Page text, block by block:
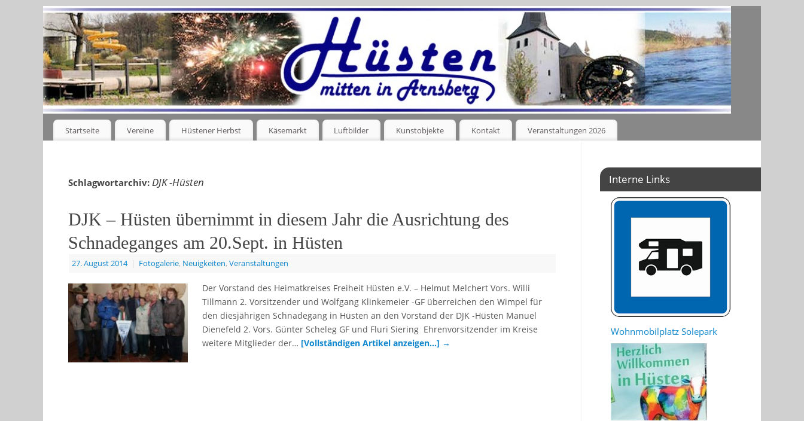
Startseite Vereine Hüstener Herbst Käsemarkt Luftbilder Kunstobjekte Kontakt Veranstaltungen 2026
Schlagwortarchiv:DJK -Hüsten
DJK – Hüsten übernimmt in diesem Jahr die Ausrichtung des
Schnadeganges am 20.Sept. in Hüsten
27. August 2014 | Fotogalerie, Neuigkeiten, Veranstaltungen
Der Vorstand des Heimatkreises Freiheit Hüsten e.V. – Helmut Melchert Vors. Willi
Tillmann 2. Vorsitzender und Wolfgang Klinkemeier -GF überreichen den Wimpel für
den diesjährigen Schnadegang in Hüsten an den Vorstand der DJK -Hüsten Manuel
Dienefeld 2. Vors. Günter Scheleg GF und Fluri Siering Ehrenvorsitzender im Kreise
weitere Mitglieder der… [Vollständigen Artikel anzeigen…] →
Interne Links
Wohnmobilplatz Solepark